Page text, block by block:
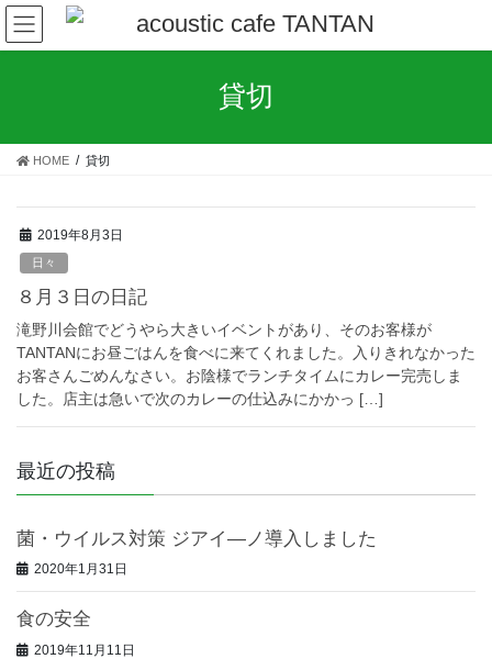
コ
ン
テ
ス
ナ
ビ
ゲ
ン
貸切
HOME 貸切
2019年8月3日
日々
８月３日の日記
滝野川会館でどうやら大きいイベントがあり、そのお客様が
TANTANにお昼ごはんを食べに来てくれました。入りきれなかった
お客さんごめんなさい。お陰様でランチタイムにカレー完売しま
した。店主は急いで次のカレーの仕込みにかかっ […]
最近の投稿
菌・ウイルス対策 ジアイ―ノ導入しました
2020年1月31日
食の安全
2019年11月11日